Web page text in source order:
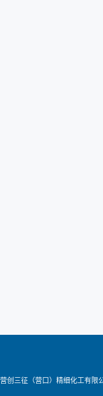
营创三征（营口）精细化工有限